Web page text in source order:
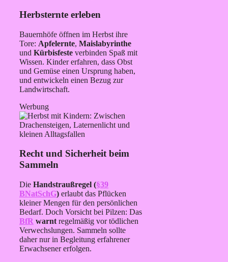
Herbsternte erleben
Bauernhöfe öffnen im Herbst ihre
Tore: Apfelernte, Maislabyrinthe
und Kürbisfeste verbinden Spaß mit
Wissen. Kinder erfahren, dass Obst
und Gemüse einen Ursprung haben,
und entwickeln einen Bezug zur
Landwirtschaft.
Werbung
Recht und Sicherheit beim
Sammeln
Die Handstraußregel (§39
BNatSchG) erlaubt das Pflücken
kleiner Mengen für den persönlichen
Bedarf. Doch Vorsicht bei Pilzen: Das
BfR warnt regelmäßig vor tödlichen
Verwechslungen. Sammeln sollte
daher nur in Begleitung erfahrener
Erwachsener erfolgen.